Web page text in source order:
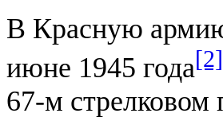
В Красную
июне 1945 года[2]
67-м стрелковом